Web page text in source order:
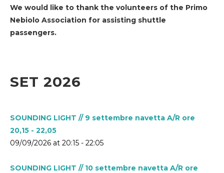
We would like to thank the volunteers of the Primo
Nebiolo Association for assisting shuttle
passengers.
SET 2026
SOUNDING LIGHT // 9 settembre navetta A/R ore
20,15 - 22,05
09/09/2026 at 20:15 - 22:05
SOUNDING LIGHT // 10 settembre navetta A/R ore